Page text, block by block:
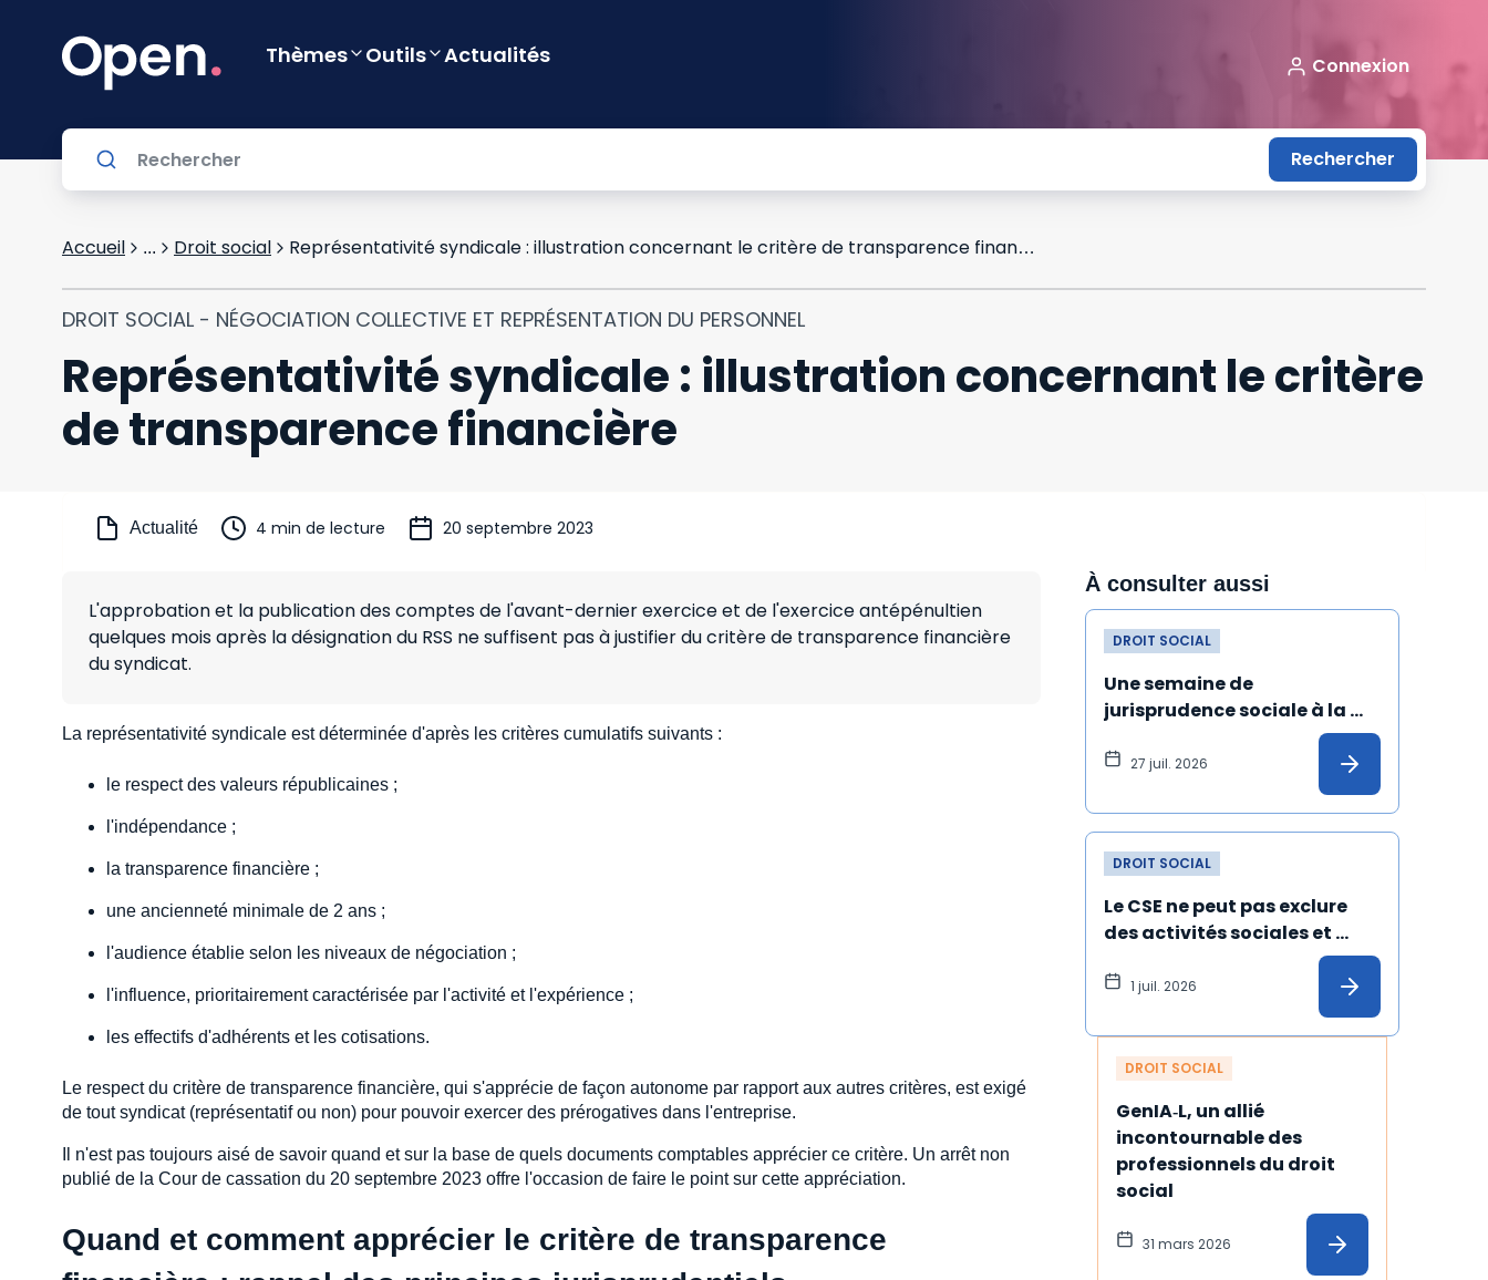
Thèmes Outils Actualités Connexion
Rechercher
Accueil ... Droit social Représentativité syndicale : illustration concernant le critère de transparence financière
DROIT SOCIAL - NÉGOCIATION COLLECTIVE ET REPRÉSENTATION DU PERSONNEL
Représentativité syndicale : illustration concernant le critère
de transparence financière
Actualité 4 min de lecture 20 septembre 2023
L'approbation et la publication des comptes de l'avant-dernier exercice et de l'exercice antépénultien
quelques mois après la désignation du RSS ne suffisent pas à justifier du critère de transparence financière
du syndicat.
La représentativité syndicale est déterminée d'après les critères cumulatifs suivants :
le respect des valeurs républicaines ;
l'indépendance ;
la transparence financière ;
une ancienneté minimale de 2 ans ;
l'audience établie selon les niveaux de négociation ;
l'influence, prioritairement caractérisée par l'activité et l'expérience ;
les effectifs d'adhérents et les cotisations.
Le respect du critère de transparence financière, qui s'apprécie de façon autonome par rapport aux autres critères, est exigé
de tout syndicat (représentatif ou non) pour pouvoir exercer des prérogatives dans l'entreprise.
Il n'est pas toujours aisé de savoir quand et sur la base de quels documents comptables apprécier ce critère. Un arrêt non
publié de la Cour de cassation du 20 septembre 2023 offre l'occasion de faire le point sur cette appréciation.
Quand et comment apprécier le critère de transparence
À consulter aussi
DROIT SOCIAL
Une semaine de
jurisprudence sociale à la
27 juil. 2026
DROIT SOCIAL
Le CSE ne peut pas exclure
des activités sociales et
absents depuis un certain
1 juil. 2026
DROIT SOCIAL
GenIA‑L, un allié
incontournable des
professionnels du droit
social
31 mars 2026